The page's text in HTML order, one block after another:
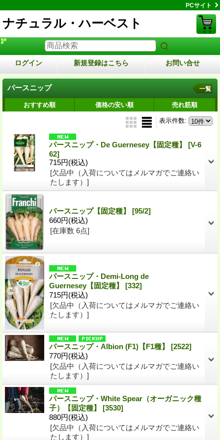
PCサイト
ナチュラル・ハーベスト
ログイン 新規登録はこちら お問い合せ
パースニップ 一覧
おすすめ順 価格の安い順 売れ筋順
表示件数:
パースニップ・De Guernesey【固定種】 [V-6
62]
715円(税込)
[欠品中（入荷についてはメルマガでご連絡い
たします）]
パースニップ【固定種】 [95/2]
660円(税込)
[在庫数 6点]
パースニップ・Demi-Long de
Guernesey【固定種】 [332]
715円(税込)
[欠品中（入荷についてはメルマガでご連絡い
たします）]
パースニップ・Albion (F1)【F1種】 [2522]
770円(税込)
[欠品中（入荷についてはメルマガでご連絡い
たします）]
パースニップ・White Spear（オーガニック種
子）【固定種】 [3530]
880円(税込)
[欠品中（入荷についてはメルマガでご連絡い
たします）]